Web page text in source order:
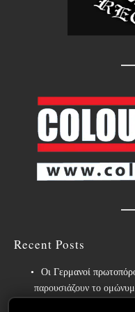
Recent Posts
Οι Γερμανοί
παρουσιάζουν το